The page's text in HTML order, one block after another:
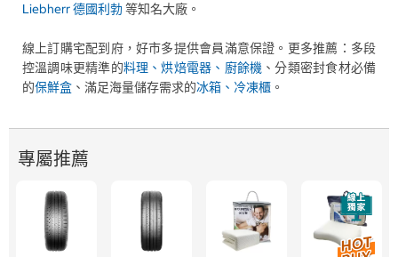
Liebherr 德國利勃 等知名大廠。
線上訂購宅配到府，好市多提供會員滿意保證。更多推薦：多段
控溫調味更精準的料理、烘焙電器、廚餘機 、分類密封食材必備
的保鮮盒 、滿足海量儲存需求的冰箱、冷凍櫃 。
專屬推薦